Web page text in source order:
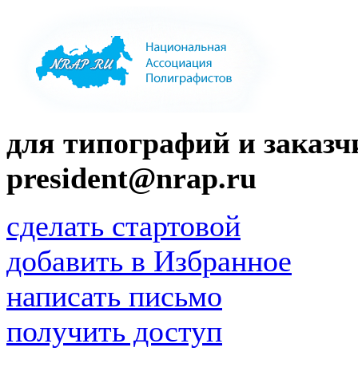
для типографий и
president@nrap.ru
сделать стартовой
добавить в Избранное
написать письмо
получить доступ